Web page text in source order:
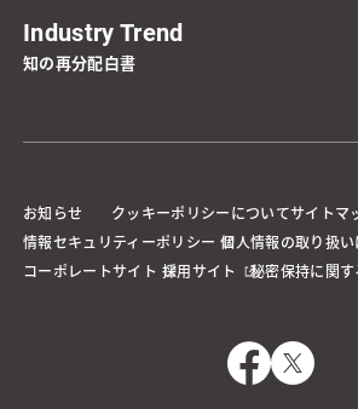
Industry Trend
知の再分配白書
お知らせ クッキーポリシーについてサイトマ
情報セキュリティーポリシー 個人情報の取り扱い
コーポレートサイト 採用サイト 秘密保持に関